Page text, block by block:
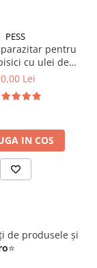
PESS
pentru
cu ulei de
Pess 250 ml
Lei
IN COS
de produsele și
⭐